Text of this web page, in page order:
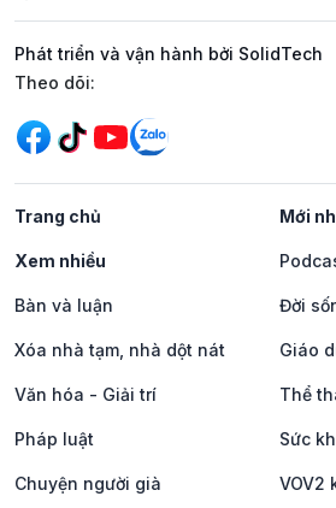
Phát triển và vận hành bởi SolidTech
Mạng xã hội
Theo dõi:
Trang chủ Mới
Xem nhiều
Bàn và luận Đời
Xóa nhà tạm, nhà dột nát Giáo
Văn hóa - Giải trí Thể
Pháp luật Sức
Chuyện người già VOV2